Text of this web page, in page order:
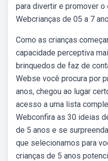
para divertir e promover
Webcrianças de 05 a 7
Como as crianças
capacidade perceptiva
brinquedos de faz de
Webse você procura por
anos, chegou ao lugar
acesso a uma lista
Webconfira as 30 ideias
de 5 anos e se
que selecionamos para
crianças de 5 anos